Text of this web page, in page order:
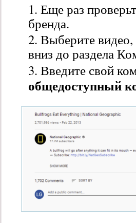
Еще раз
бренда.
Выберите видео,
вниз до раздела
Введите свой
общедоступный